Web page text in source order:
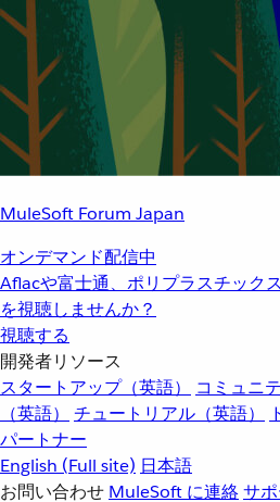
MuleSoft Forum Japan
オンデマンド配信中
Aflacや富士通、ポリプラスチック
を視聴しませんか？
視聴する
開発者リソース
スタートアップ（英語）
コミュニ
（英語）
チュートリアル（英語）
パートナー
English (Full site) 日本語
お問い合わせ MuleSoft に連絡サ